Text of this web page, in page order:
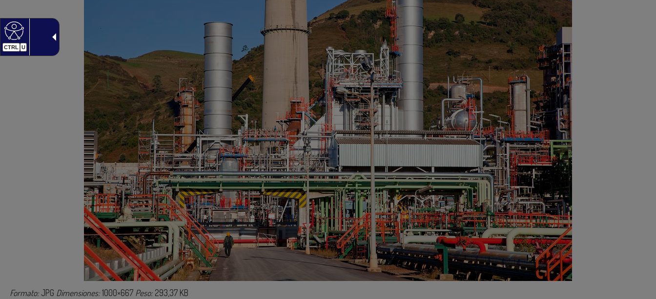
CTRL U
Formato: JPG Dimensiones:1000×667 Peso: 293,37 KB